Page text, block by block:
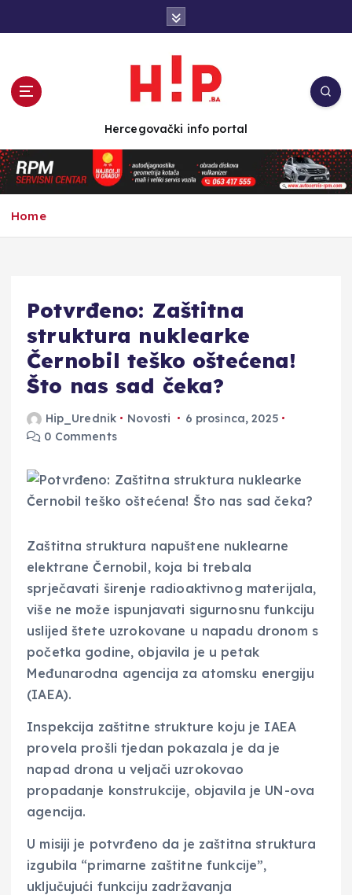
n
t
e
Hercegovački info portal
Home
Potvrđeno: Zaštitna
struktura nuklearke
Černobil teško oštećena!
Što nas sad čeka?
Hip_Urednik Novosti
6 prosinca, 2025
0 Comments
Zaštitna struktura napuštene nuklearne
elektrane Černobil, koja bi trebala
sprječavati širenje radioaktivnog materijala,
više ne može ispunjavati sigurnosnu funkciju
uslijed štete uzrokovane u napadu dronom s
početka godine, objavila je u petak
Međunarodna agencija za atomsku energiju
(IAEA).
Inspekcija zaštitne strukture koju je IAEA
provela prošli tjedan pokazala je da je
napad drona u veljači uzrokovao
propadanje konstrukcije, objavila je UN-ova
agencija.
U misiji je potvrđeno da je zaštitna struktura
izgubila “primarne zaštitne funkcije”,
uključujući funkciju zadržavanja